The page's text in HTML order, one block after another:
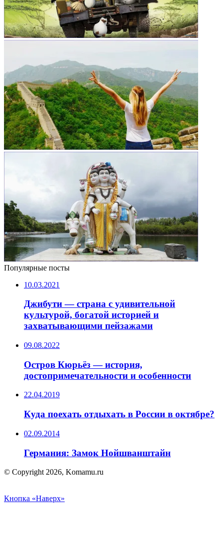
Популярные посты
10.03.2021
Джибути — страна с удивительной
культурой, богатой историей и
захватывающими пейзажами
09.08.2022
Остров Кюрьёз — история,
достопримечательности и особенности
22.04.2019
Куда поехать отдыхать в России в октябре?
02.09.2014
Германия: Замок Нойшванштайн
© Copyright 2026, Komamu.ru
Кнопка «Наверх»